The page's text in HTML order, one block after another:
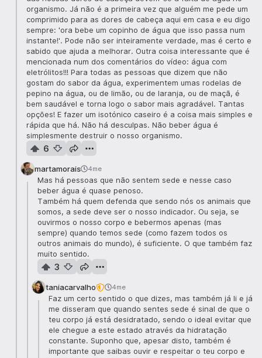
organismo. Já não é a primeira vez que alguém me pede um
comprimido para as dores de cabeça aqui em casa e eu digo
sempre: 'ora bebe um copinho de água que isso passa num
instante!'. Pode não ser inteiramente verdade, mas é certo e
sabido que ajuda a melhorar. Outra coisa interessante que é
mencionada num dos comentários do vídeo: água com
eletrólitos!!! Para todas as pessoas que dizem que não
gostam do sabor da água, experimentem umas rodelas de
pepino na água, ou de limão, ou de laranja, ou de maçã, é
bem saudável e torna logo o sabor mais agradável. Tantas
opções! E fazer um isotónico caseiro é a coisa mais simples e
rápida que há. Não há desculpas. Não beber água é
simplesmente destruir o nosso organismo.
6
martamorais 4me
Mas há pessoas que não sentem sede e nesse caso
beber água é quase penoso.
Também há quem defenda que sendo nós os animais que
somos, a sede deve ser o nosso indicador. Ou seja, se
ouvirmos o nosso corpo e bebermos apenas (mas
sempre) quando temos sede (como fazem todos os
outros animais do mundo), é suficiente. O que também faz
muito sentido.
3
taniacarvalho 4me
Faz um certo sentido o que dizes, mas também já li e já
me disseram que quando sentes sede é sinal de que o
teu corpo já está desidratado, sendo o ideal evitar que
ele chegue a este estado através da hidratação
constante. Suponho que, apesar disto, também é
importante que saibas ouvir e respeitar o teu corpo e